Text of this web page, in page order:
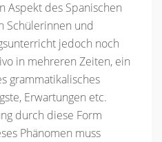
Aspekt des Spanischen
Schülerinnen und
jedoch noch
in mehreren Zeiten, ein
grammatikalisches
Erwartungen etc.
durch diese Form
Phänomen muss